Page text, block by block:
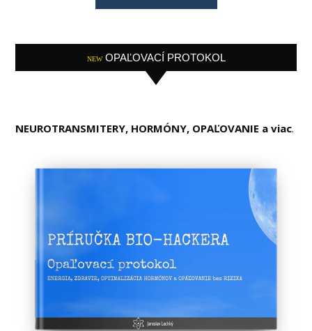
NEW OPAĽOVACÍ PROTOKOL
NEUROTRANSMITERY, HORMÓNY, OPAĽOVANIE a viac.